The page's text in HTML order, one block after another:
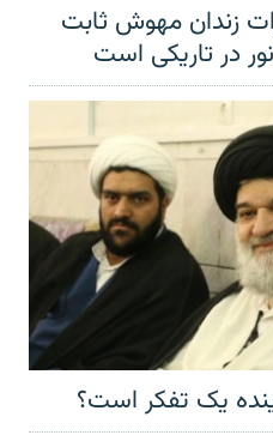
زندان مهوش ثابت
در تاریکی است
یک تفکر است؟